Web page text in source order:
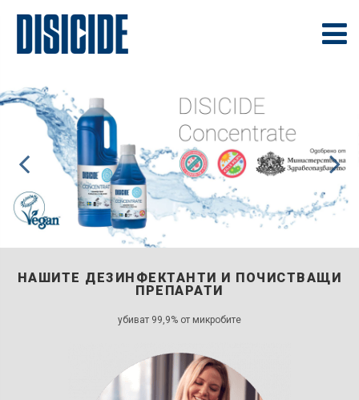
НАШИТЕ ДЕЗИНФЕКТАНТИ И ПОЧИСТВАЩИ
ПРЕПАРАТИ
убиват 99,9% от микробите